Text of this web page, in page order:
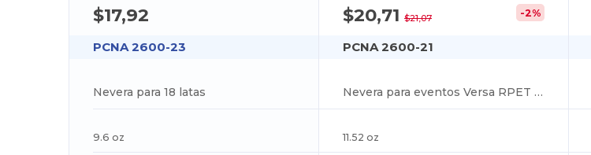
$17,92
PCNA 2600-23
Nevera para 18 latas
9.6 oz
$20,71 $21,07 -2%
PCNA 2600-21
Nevera para eventos Versa RPET de 18 latas
11.52 oz